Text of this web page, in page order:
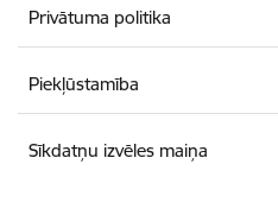
Privātuma politika
Piekļūstamība
Sīkdatņu izvēles maiņa